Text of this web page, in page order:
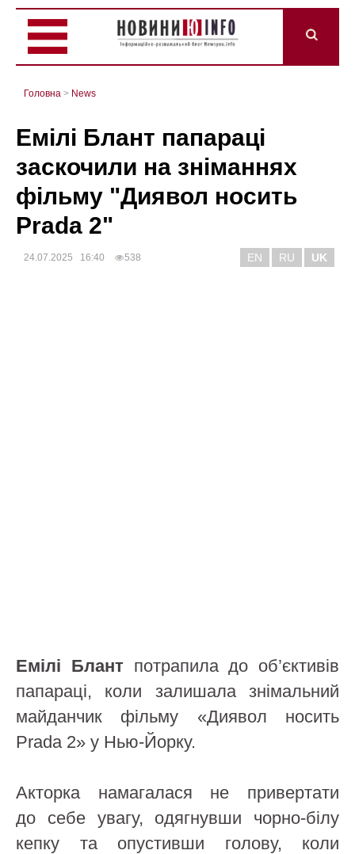
Головна > News
Емілі Блант папараці
заскочили на зніманнях
фільму "Диявол носить
Prada 2"
24.07.2025 16:40 538 EN RU UK
Емілі Блантпотрапила до об’єктивів
папараці, коли залишала знімальний
майданчик фільму «Диявол носить
Prada 2» у Нью-Йорку.
Акторка намагалася не привертати
до себе увагу, одягнувши чорно-білу
кепку та опустивши голову, коли